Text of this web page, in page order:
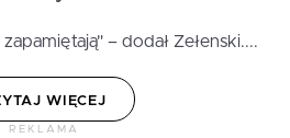
– dodał Zełenski....
WIĘCEJ
REKLAMA